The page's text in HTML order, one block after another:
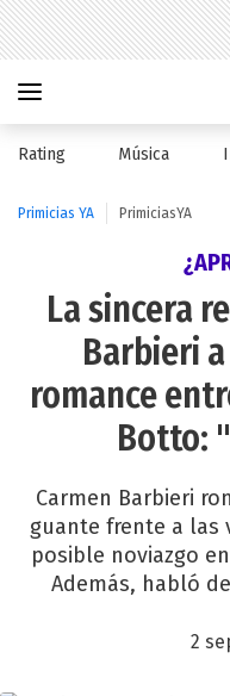
Rating Música
Primicias YA PrimiciasYA
La sincera
Barbieri
romance
Botto:
Carmen Barbieri
guante frente a las
posible noviazgo
Además, habló
2